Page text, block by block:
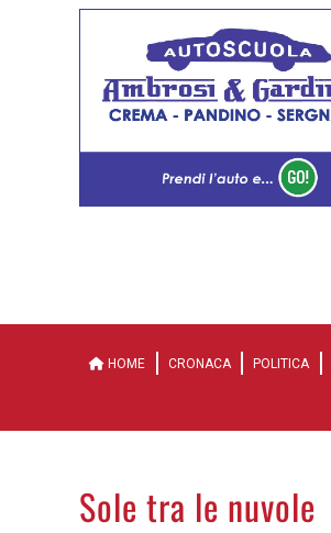
HOME CRONACA POLITICA
Sole tra le nuvole